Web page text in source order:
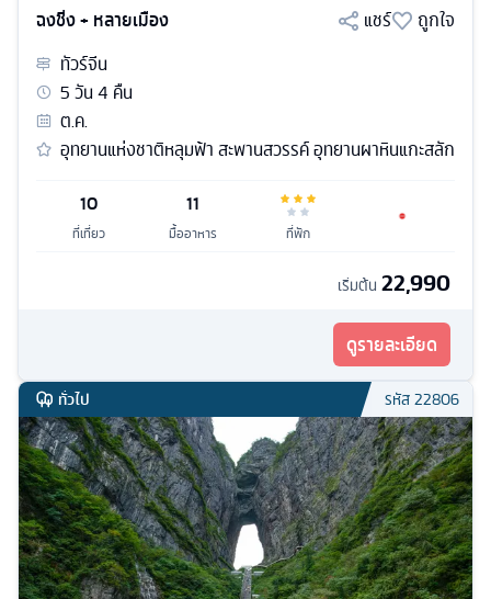
ฉงชิ่ง + หลายเมือง แชร์
ถูกใจ
ทัวร์จีน
5วัน4 คืน
ต.ค.
อุทยานแห่งชาติหลุมฟ้า สะพานสวรรค์ อุทยานผาหินแกะสลัก
10
ที่เที่ยว
11
มื้ออาหาร ที่พัก
เริ่มต้น 22,990
ดูรายละเอียด
ทั่วไป รหัส22806